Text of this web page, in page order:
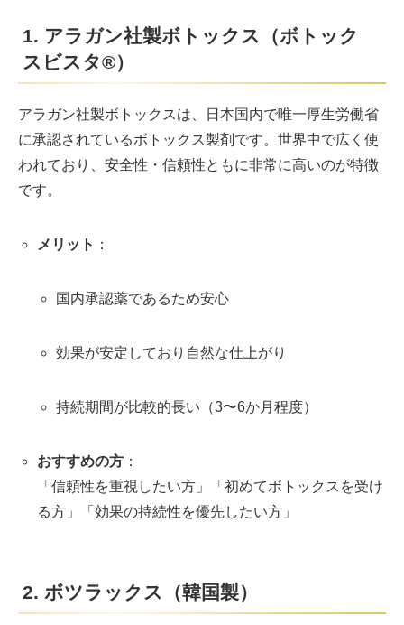
1. アラガン社製ボトックス（ボトック
スビスタ®）
アラガン社製ボトックスは、日本国内で唯一厚生労働省
に承認されているボトックス製剤です。世界中で広く使
われており、安全性・信頼性ともに非常に高いのが特徴
です。
メリット ：
国内承認薬であるため安心
効果が安定しており自然な仕上がり
持続期間が比較的長い（3〜6か月程度）
おすすめの方：
「信頼性を重視したい方」「初めてボトックスを受け
る方」「効果の持続性を優先したい方」
2. ボツラックス（韓国製）